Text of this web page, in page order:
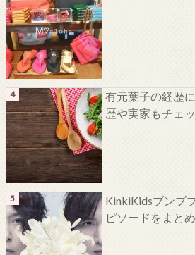
有元葉子の経歴
歴や実家もチェッ
KinkiKidsブンブ
ピソードをまと